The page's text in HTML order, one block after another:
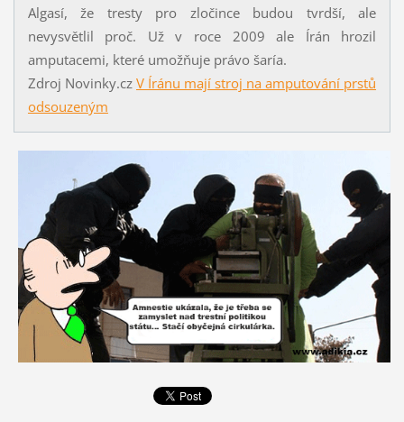
Algasí, že tresty pro zločince budou tvrdší, ale
nevysvětlil proč. Už v roce 2009 ale Írán hrozil
amputacemi, které umožňuje právo šaría.
Zdroj Novinky.cz V Íránu mají stroj na amputování prstů
odsouzeným